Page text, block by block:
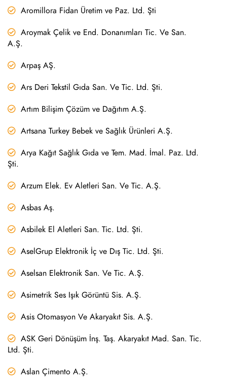
Aromillora Fidan Üretim ve Paz. Ltd. Şti
Aroymak Çelik ve End. Donanımları Tic. Ve San.
A.Ş.
Arpaş AŞ.
Ars Deri Tekstil Gıda San. Ve Tic. Ltd. Şti.
Artım Bilişim Çözüm ve Dağıtım A.Ş.
Artsana Turkey Bebek ve Sağlık Ürünleri A.Ş.
Arya Kağıt Sağlık Gıda ve Tem. Mad. İmal. Paz. Ltd.
Şti.
Arzum Elek. Ev Aletleri San. Ve Tic. A.Ş.
Asbas Aş.
Asbilek El Aletleri San. Tic. Ltd. Şti.
AselGrup Elektronik İç ve Dış Tic. Ltd. Şti.
Aselsan Elektronik San. Ve Tic. A.Ş.
Asimetrik Ses Işık Görüntü Sis. A.Ş.
Asis Otomasyon Ve Akaryakıt Sis. A.Ş.
ASK Geri Dönüşüm İnş. Taş. Akaryakıt Mad. San. Tic.
Ltd. Şti.
Aslan Çimento A.Ş.